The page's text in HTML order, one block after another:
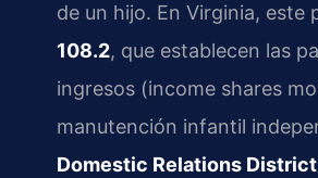
de un hijo. En Virginia, este
108.2, que establecen las
ingresos (income shares
manutención infantil
Domestic Relations